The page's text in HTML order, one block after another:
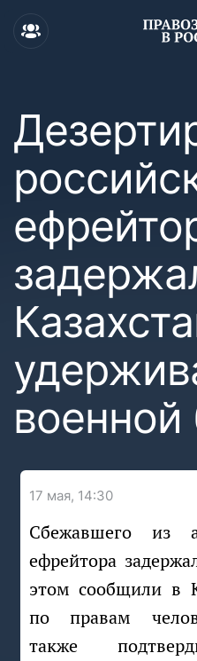
17 мая, 14:30
Сбежавшего из армии российского
ефрейтора
этом сообщили в
по правам
также